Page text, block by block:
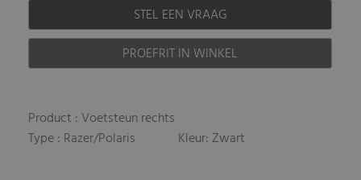
STEL EEN VRAAG
PROEFRIT IN WINKEL
Product : Voetsteun rechts
Type : Razer/Polaris
Kleur: Zwart